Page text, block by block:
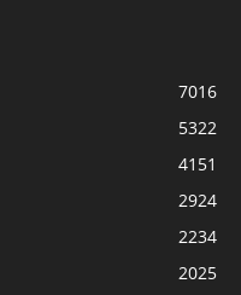
7016
5322
4151
2924
2234
2025